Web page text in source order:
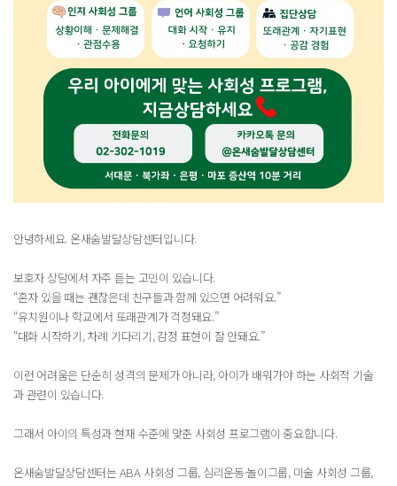
안녕하세요. 온새숨발달상담센터입니다.
보호자 상담에서 자주 듣는 고민이 있습니다.
“혼자 있을 때는 괜찮은데 친구들과 함께 있으면 어려워요.”
“유치원이나 학교에서 또래관계가 걱정돼요.”
“대화 시작하기, 차례 기다리기, 감정 표현이 잘 안돼요.”
이런 어려움은 단순히 성격의 문제가 아니라, 아이가 배워가야 하는 사회적 기술
과 관련이 있습니다.
그래서 아이의 특성과 현재 수준에 맞춘 사회성 프로그램이 중요합니다.
온새숨발달상담센터는 ABA 사회성 그룹, 심리운동·놀이그룹, 미술 사회성 그룹,